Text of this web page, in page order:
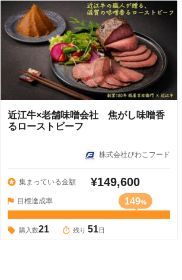
近江牛×老舗味噌会社 焦がし味噌香
るローストビーフ
株式会社びわこフード
集まっている金額 ¥149,600
目標達成率 149%
購入数21 残り 51日